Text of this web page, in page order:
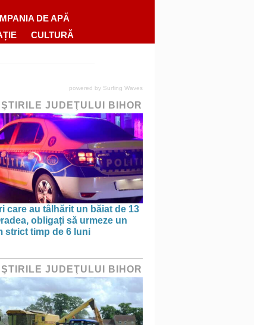
DE APĂ
CULTURĂ
powered by Surfing Waves
ŞTIRILE JUDEŢULUI BIHOR
care au tâlhărit un băiat de 13
obligați să urmeze un
strict timp de 6 luni
ŞTIRILE JUDEŢULUI BIHOR